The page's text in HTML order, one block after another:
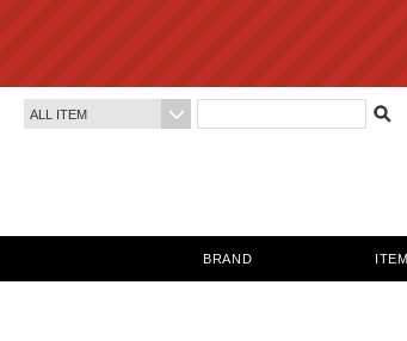
SUMMER
BRAND ITEM